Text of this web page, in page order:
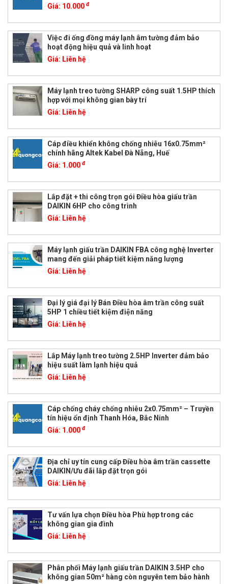
Giá: 10.000 đ
Việc đi ống đồng máy lạnh âm tường đảm bảo
hoạt động hiệu quả và linh hoạt
Giá: Liên hệ
Máy lạnh treo tường SHARP công suất 1.5HP thích
hợp với mọi không gian bày trí
Giá: Liên hệ
Cáp điều khiển không chống nhiễu 16x0.75mm²
chính hãng Altek Kabel Đà Nẵng, Huế
Giá: 1.000 đ
Lắp đặt + thi công trọn gói Điều hòa giấu trần
DAIKIN 6HP cho công trình
Giá: Liên hệ
Máy lạnh giấu trần DAIKIN FBA công nghệ Inverter
mang đến giải pháp tiết kiệm năng lượng
Giá: Liên hệ
Đại lý giá đại lý Bán Điều hòa âm trần công suất
5HP 1 chiều tiết kiệm điện năng
Giá: Liên hệ
Lắp Máy lạnh treo tường 2.5HP Inverter đảm bảo
hiệu suất làm lạnh hiệu quả
Giá: Liên hệ
Cáp chống cháy chống nhiễu 2x0.75mm² – Truyền
tín hiệu ổn định Thanh Hóa, Bắc Ninh
Giá: 1.000 đ
Địa chỉ uy tín cung cấp Điều hòa âm trần cassette
DAIKIN/Ưu đãi lắp đặt trọn gói
Giá: Liên hệ
Tư vấn lựa chọn Điều hòa Phù hợp trong các
không gian gia đình
Giá: Liên hệ
Phân phối Máy lạnh giấu trần DAIKIN 3.5HP cho
không gian 50m² hàng còn nguyên tem bảo hành